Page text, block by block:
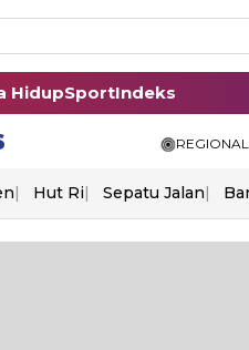
HidupSportIndeks
Hut Ri Sepatu Jalan